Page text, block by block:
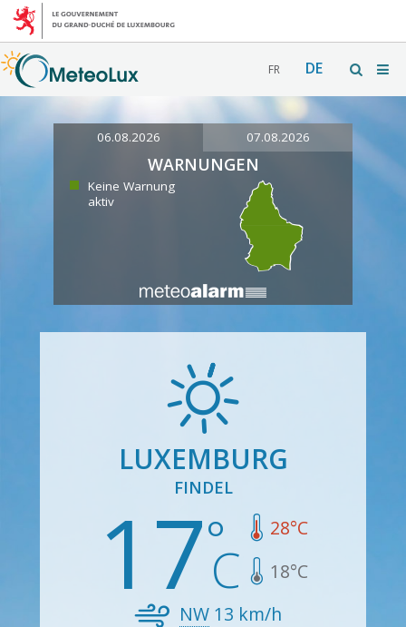
FR DE
06.08.2026 07.08.2026
WARNUNGEN
Keine Warnung
aktiv
LUXEMBURG
FINDEL
17 28°C
18°C
NW13 km/h